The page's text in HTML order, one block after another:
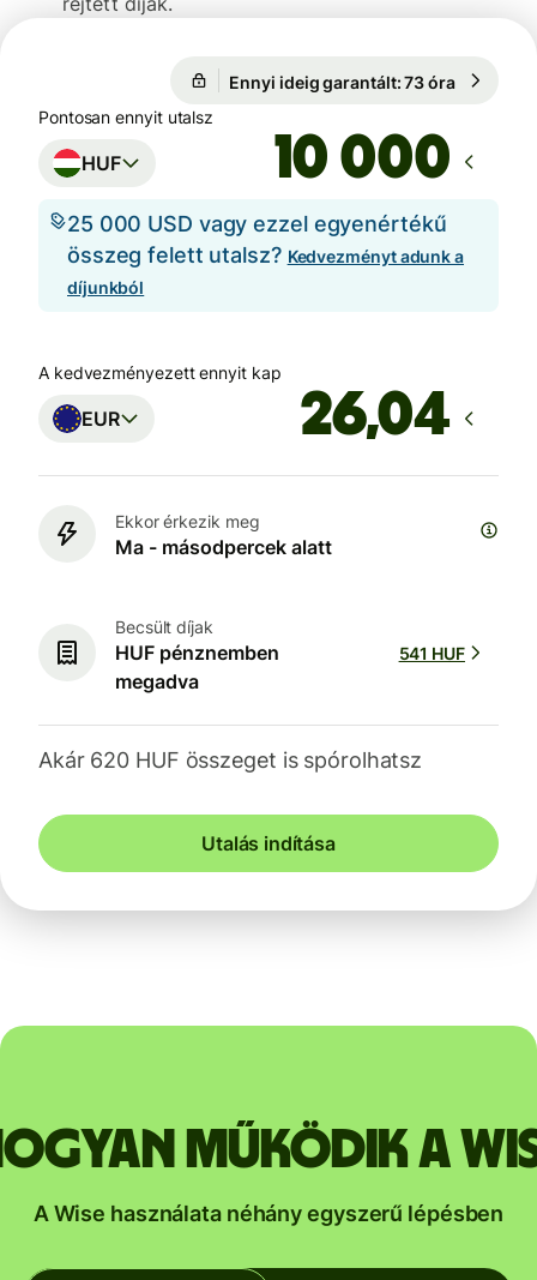
Ennyi ideig garantált: 73 óra
Pontosan ennyit utalsz
HUF
25 000 USD vagy ezzel egyenértékű
összeg felett utalsz? Kedvezményt adunk a
díjunkból
A kedvezményezett ennyit kap
EUR
Ekkor érkezik meg
Ma - másodpercek alatt
Becsült díjak
HUF pénznemben
megadva
541 HUF
Akár 620 HUF összeget is spórolhatsz
Utalás indítása
működik a
A Wise használata néhány egyszerű lépésben